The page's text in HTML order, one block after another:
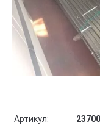
Артикул: